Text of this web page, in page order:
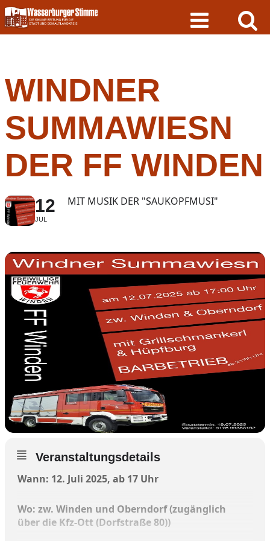
Skip
to
content
WINDNER
SUMMAWIESN
DER FF WINDEN
12
JUL
MIT MUSIK DER "SAUKOPFMUSI"
Veranstaltungsdetails
Wann: 12. Juli 2025, ab 17 Uhr
Wo: zw. Winden und Oberndorf (zugänglich
über die Kfz-Ott (Dorfstraße 80))